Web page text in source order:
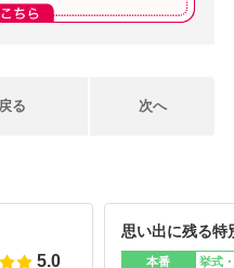
る 次へ
5.0
思い出に残る特
本番 挙式